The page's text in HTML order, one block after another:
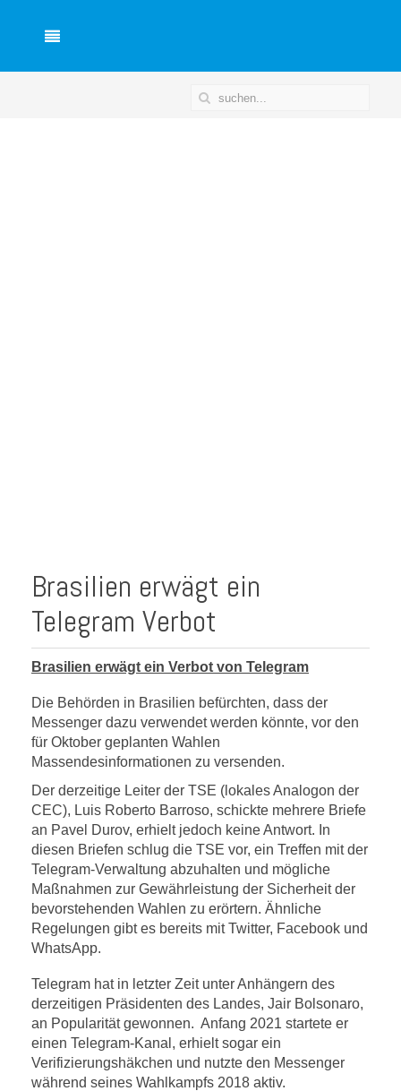
Brasilien erwägt ein
Telegram Verbot
Brasilien erwägt ein Verbot von Telegram
Die Behörden in Brasilien befürchten, dass der
Messenger dazu verwendet werden könnte, vor den
für Oktober geplanten Wahlen
Massendesinformationen zu versenden.
Der derzeitige Leiter der TSE (lokales Analogon der
CEC), Luis Roberto Barroso, schickte mehrere Briefe
an Pavel Durov, erhielt jedoch keine Antwort. In
diesen Briefen schlug die TSE vor, ein Treffen mit der
Telegram-Verwaltung abzuhalten und mögliche
Maßnahmen zur Gewährleistung der Sicherheit der
bevorstehenden Wahlen zu erörtern. Ähnliche
Regelungen gibt es bereits mit Twitter, Facebook und
WhatsApp.
Telegram hat in letzter Zeit unter Anhängern des
derzeitigen Präsidenten des Landes, Jair Bolsonaro,
an Popularität gewonnen. Anfang 2021 startete er
einen Telegram-Kanal, erhielt sogar ein
Verifizierungshäkchen und nutzte den Messenger
während seines Wahlkampfs 2018 aktiv.